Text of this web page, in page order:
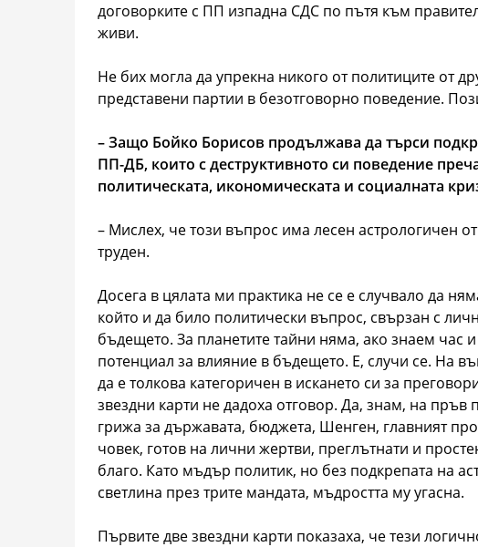
договорките с ПП изпадна СДС по пътя към
живи.
Не бих могла да упрекна никого от политиците от
представени партии в безотговорно поведение.
– Защо Бойко Борисов продължава да търси
ПП-ДБ, които с деструктивното си поведение
политическата, икономическата и социалната
– Мислех, че този въпрос има лесен астрологичен
труден.
Досега в цялата ми практика не се е случвало да
който и да било политически въпрос, свързан с
бъдещето. За планетите тайни няма, ако знаем час
потенциал за влияние в бъдещето. Е, случи се. На
да е толкова категоричен в искането си за
звездни карти не дадоха отговор. Да, знам, на пръв
грижа за държавата, бюджета, Шенген, главният
човек, готов на лични жертви, преглътнати и
благо. Като мъдър политик, но без подкрепата на
светлина през трите мандата, мъдростта му угасна.
Първите две звездни карти показаха, че тези